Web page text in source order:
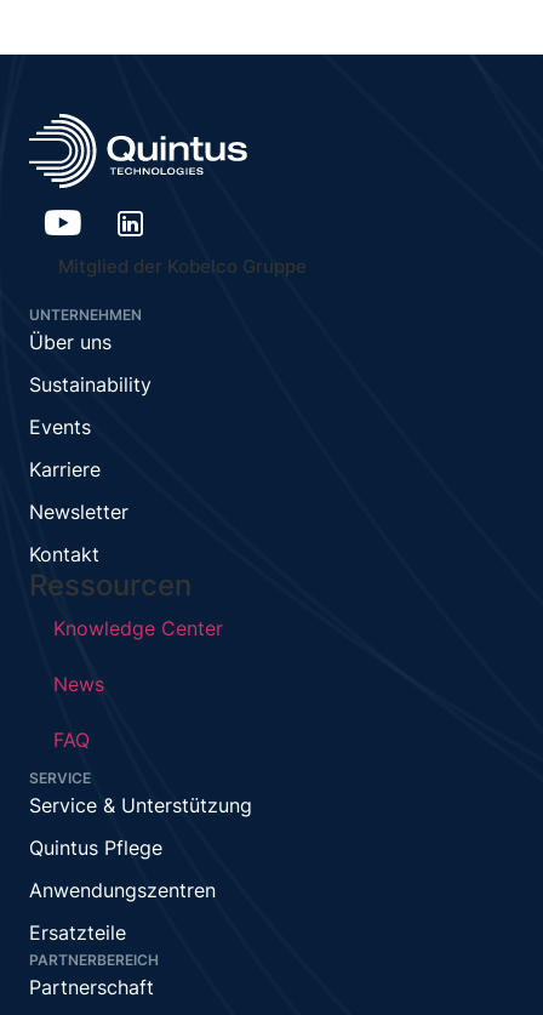
Mitglied der Kobelco Gruppe
UNTERNEHMEN
Über uns
Sustainability
Events
Karriere
Newsletter
Kontakt
Ressourcen
Knowledge Center
News
FAQ
SERVICE
Service & Unterstützung
Quintus Pflege
Anwendungszentren
Ersatzteile
PARTNERBEREICH
Partnerschaft